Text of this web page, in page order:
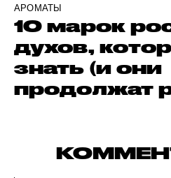
АРОМАТЫ
10 марок
духов,
знать (и они
продолжат